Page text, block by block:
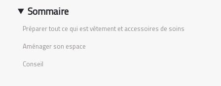
Sommaire
Préparer tout ce qui est vêtement et accessoires de soins
Aménager son espace
Conseil